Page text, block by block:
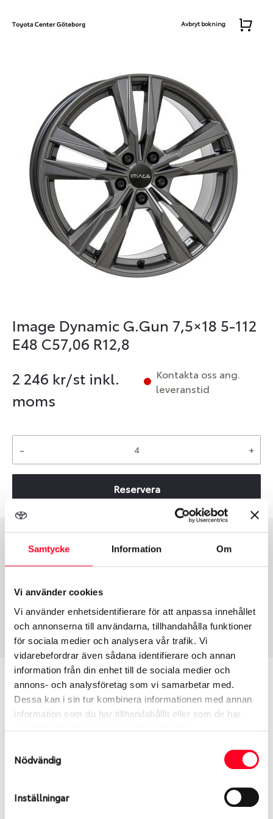
Samtycke Information Om
Vi använder cookies
Vi använder enhetsidentifierare för att anpassa innehållet
och annonserna till användarna, tillhandahålla funktioner
för sociala medier och analysera vår trafik. Vi
vidarebefordrar även sådana identifierare och annan
information från din enhet till de sociala medier och
annons- och analysföretag som vi samarbetar med.
Dessa kan i sin tur kombinera informationen med annan
information som du har tillhandahållit eller som de har
Nödvändig
Inställningar
Avbryt bokning
Image Dynamic G.Gun 7,5×18 5-112
E48 C57,06 R12,8
2 246 kr/st inkl.
moms
Kontakta oss ang.
leveranstid
- +
Reservera
Group
Fälg PV/C LM
Tum
18
48
Centre Diameter
112
Art nummer
6377
Passar denna fälg min bil?
Ange registreringsnummer för att se om den fälg
Ibland kan fälgen ha bytts ut under årens lopp och
inte vara samma dimension som bilen hade ut från